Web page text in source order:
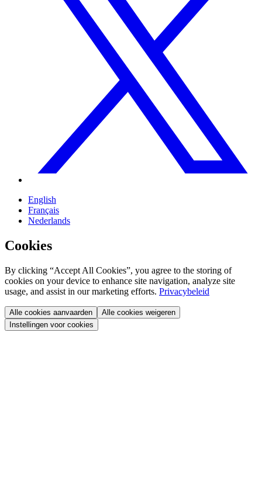
English
Français
Nederlands
Cookies
By clicking “Accept All Cookies”, you agree to the storing of
cookies on your device to enhance site navigation, analyze site
usage, and assist in our marketing efforts. Privacybeleid
Alle cookies aanvaarden
Alle cookies weigeren
Instellingen voor cookies